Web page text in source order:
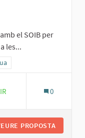
el SOIB per
les...
i ocupació.
0
PROPOSTA